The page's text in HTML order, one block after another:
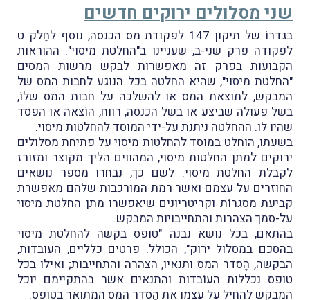
שני מסלולים ירוקים חדשים
בגדרוֹ של תיקון 147 לפקודת מס הכנסה, נוסף לחֵלק ט
לפקודה פרק שני-ב, שעניינו ב"החלטת מיסוי". ההוראות
הקבועות בפרק זה מאפשרות לבקש מרשות המסים
"החלטת מיסוי", שהיא החלטה בכל הנוגע לחבות המס של
המבקש, לתוצאת המס או להשלכה על חבות המס שלוֹ,
בשל פעולה שביצע או בשל הכנסה, רווח, הוֹצאה או הפסד
שהיו לו. ההחלטה ניתנת על-ידי המוסד להחלטות מיסוי.
בשעתו, הוחלט במוסד להחלטות מיסוי על פתיחת מסלולים
ירוקים למתן החלטות מיסוי, המהווים הליך מקוצר ומזורז
לקבלת החלטת מיסוי. לשם כך, נבחרו מספר נושאים
החוזרים על עצמם ואשר רמת המורכבות שלהם מאפשרת
קביעת מסגרוֹת וקריטריונים שיאפשרו מתן החלטת מיסוי
על-סמך הצהרות והתחייבויות המבקש.
בהתאם, בכל נושא נבנה "טופס בקשה להחלטת מיסוי
בהסכם במסלול ירוק", הכולל: פרטים כלליים, העוּבדות,
הבקשה, הֶסדר המס ותנאיו, הצהרה והתחייבות; ואילו בכל
טופס נכללות העוֹבדות והתנאים אשר בהתקיימם יוכל
המבקש להחיל על עצמו את הֶסדר המס המתואר בטופס.